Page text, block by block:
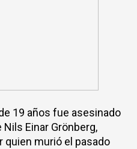
19 años fue asesinado
Einar Grönberg,
quien murió el pasado